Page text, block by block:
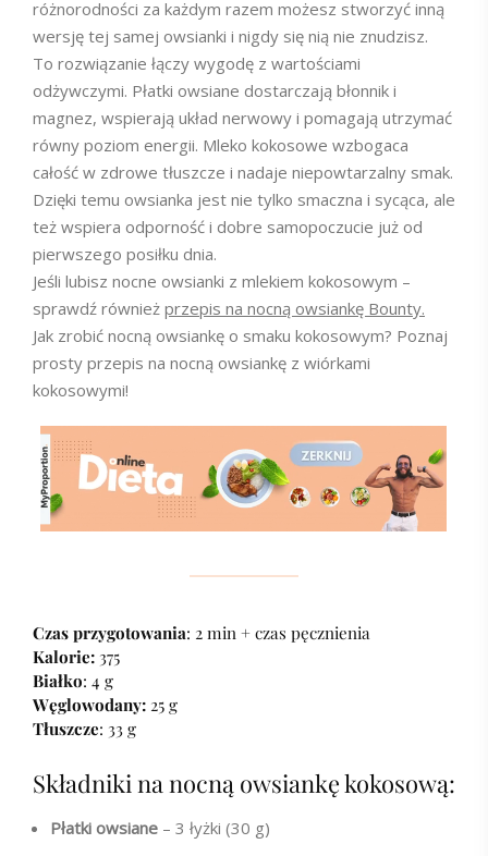
różnorodności za każdym razem możesz stworzyć inną
wersję tej samej owsianki i nigdy się nią nie znudzisz.
To rozwiązanie łączy wygodę z wartościami
odżywczymi. Płatki owsiane dostarczają błonnik i
magnez, wspierają układ nerwowy i pomagają utrzymać
równy poziom energii. Mleko kokosowe wzbogaca
całość w zdrowe tłuszcze i nadaje niepowtarzalny smak.
Dzięki temu owsianka jest nie tylko smaczna i sycąca, ale
też wspiera odporność i dobre samopoczucie już od
pierwszego posiłku dnia.
Jeśli lubisz nocne owsianki z mlekiem kokosowym –
sprawdź również przepis na nocną owsiankę Bounty.
Jak zrobić nocną owsiankę o smaku kokosowym? Poznaj
prosty przepis na nocną owsiankę z wiórkami
kokosowymi!
Czas przygotowania: 2 min + czas pęcznienia
Kalorie: 375
Białko: 4 g
Węglowodany: 25 g
Tłuszcze: 33 g
Składniki na nocną owsiankę kokosową:
Płatki owsiane – 3 łyżki (30 g)